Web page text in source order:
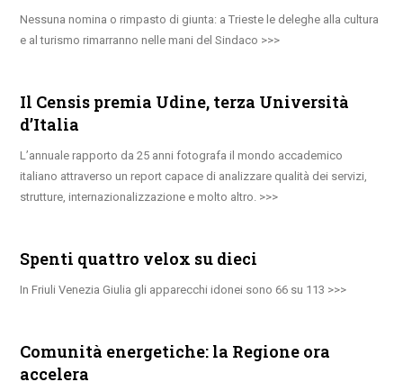
Nessuna nomina o rimpasto di giunta: a Trieste le deleghe alla cultura
e al turismo rimarranno nelle mani del Sindaco
Il Censis premia Udine, terza Università
d’Italia
L’annuale rapporto da 25 anni fotografa il mondo accademico
italiano attraverso un report capace di analizzare qualità dei servizi,
strutture, internazionalizzazione e molto altro.
Spenti quattro velox su dieci
In Friuli Venezia Giulia gli apparecchi idonei sono 66 su 113
Comunità energetiche: la Regione ora
accelera